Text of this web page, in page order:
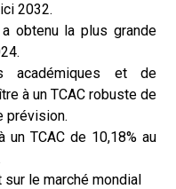
2032.
obtenu la plus grande
académiques et de
à un TCAC robuste de
prévision.
TCAC de 10,18% au
le marché mondial